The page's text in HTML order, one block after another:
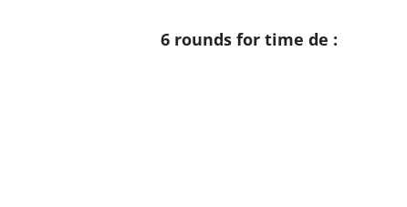
6 rounds for time de :